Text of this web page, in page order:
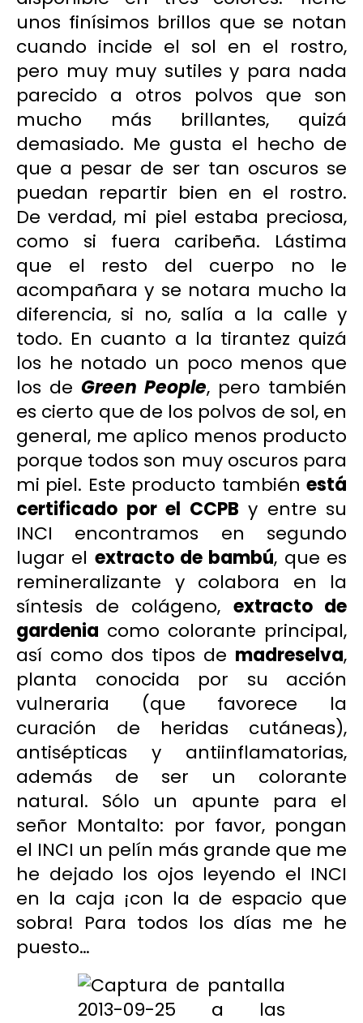
unos finísimos brillos que se notan
cuando incide el sol en el rostro,
pero muy muy sutiles y para nada
parecido a otros polvos que son
mucho más brillantes, quizá
demasiado. Me gusta el hecho de
que a pesar de ser tan oscuros se
puedan repartir bien en el rostro.
De verdad, mi piel estaba preciosa,
como si fuera caribeña. Lástima
que el resto del cuerpo no le
acompañara y se notara mucho la
diferencia, si no, salía a la calle y
todo. En cuanto a la tirantez quizá
los he notado un poco menos que
los de Green People, pero también
es cierto que de los polvos de sol, en
general, me aplico menos producto
porque todos son muy oscuros para
mi piel. Este producto también está
certificado por el CCPB y entre su
INCI encontramos en segundo
lugar el extracto de bambú, que es
remineralizante y colabora en la
síntesis de colágeno, extracto de
gardenia como colorante principal,
así como dos tipos de madreselva,
planta conocida por su acción
vulneraria (que favorece la
curación de heridas cutáneas),
antisépticas y antiinflamatorias,
además de ser un colorante
natural. Sólo un apunte para el
señor Montalto: por favor, pongan
el INCI un pelín más grande que me
he dejado los ojos leyendo el INCI
en la caja ¡con la de espacio que
sobra! Para todos los días me he
puesto…